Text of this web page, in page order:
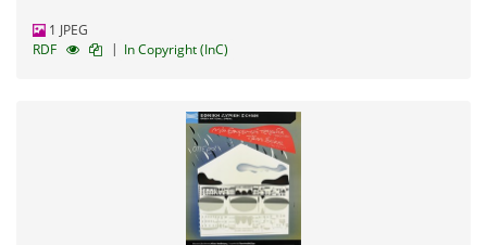
1 JPEG
RDF
| In Copyright (InC)